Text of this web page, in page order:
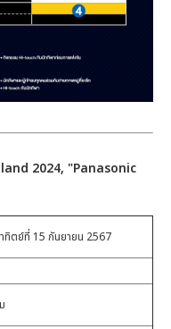
2024, "Panasonic
ทิตย์ที่ 15 กันยายน 2567